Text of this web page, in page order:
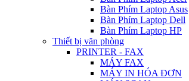
Bàn Phím Laptop Asus
Bàn Phím Laptop Dell
Bàn Phím Laptop HP
Thiết bị văn phòng
PRINTER - FAX
MÁY FAX
MÁY IN HÓA ĐƠN